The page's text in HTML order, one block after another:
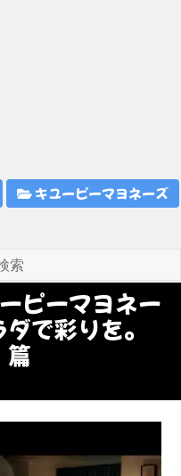
キユーピーマヨネーズ
ピーマヨネー
で彩りを。
篇